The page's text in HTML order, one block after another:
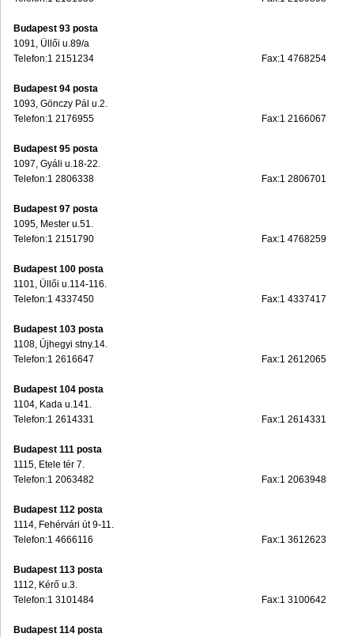
Budapest 93 posta
1091, Üllői u.89/a
Telefon:1 2151234
Fax:1 4768254
Budapest 94 posta
1093, Gönczy Pál u.2.
Telefon:1 2176955
Fax:1 2166067
Budapest 95 posta
1097, Gyáli u.18-22.
Telefon:1 2806338
Fax:1 2806701
Budapest 97 posta
1095, Mester u.51.
Telefon:1 2151790
Fax:1 4768259
Budapest 100 posta
1101, Üllői u.114-116.
Telefon:1 4337450
Fax:1 4337417
Budapest 103 posta
1108, Újhegyi stny.14.
Telefon:1 2616647
Fax:1 2612065
Budapest 104 posta
1104, Kada u.141.
Telefon:1 2614331
Fax:1 2614331
Budapest 111 posta
1115, Etele tér 7.
Telefon:1 2063482
Fax:1 2063948
Budapest 112 posta
1114, Fehérvári út 9-11.
Telefon:1 4666116
Fax:1 3612623
Budapest 113 posta
1112, Kérő u.3.
Telefon:1 3101484
Fax:1 3100642
Budapest 114 posta